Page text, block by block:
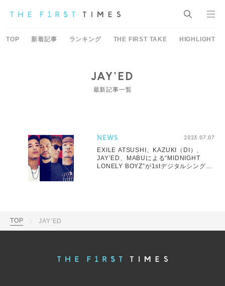
TOP 新着記事 ランキング THE FIRST TAKE HIGHLIGHT
JAY’ED
最新記事一覧
NEWS 2023.07.07
EXILE ATSUSHI、KAZUKI（DI）、
JAY’ED、MABUによる“MIDNIGHT
LONELY BOYZ”が1stデジタルシングル
TOP JAY’ED